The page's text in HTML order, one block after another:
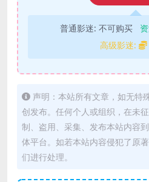
普通影迷: 不可购买
高级影迷:
声明：本站所有文章，如无特
创发布。任何个人或组织，在未
制、盗用、采集、发布本站内容
体平台。如若本站内容侵犯了原
们进行处理。